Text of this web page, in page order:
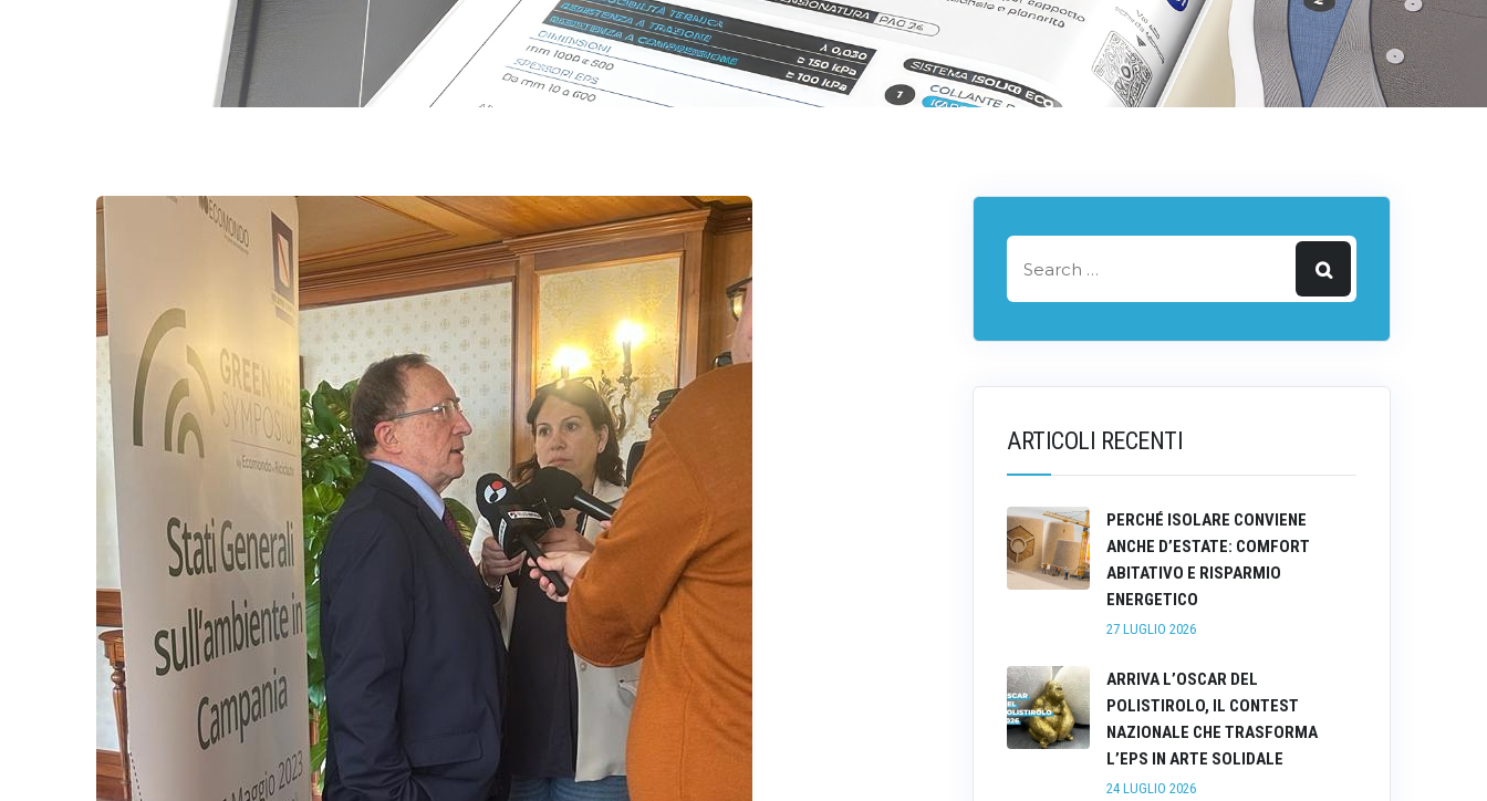
ARTICOLI RECENTI
PERCHÉ ISOLARE CONVIENE
ANCHE D’ESTATE: COMFORT
ABITATIVO E RISPARMIO
ENERGETICO
27 LUGLIO 2026
ARRIVA L’OSCAR DEL
POLISTIROLO, IL CONTEST
NAZIONALE CHE TRASFORMA
L’EPS IN ARTE SOLIDALE
24 LUGLIO 2026